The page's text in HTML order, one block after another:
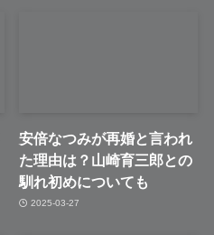
安倍なつみが再婚と言われ
た理由は？山崎育三郎との
馴れ初めについても
2025-03-27